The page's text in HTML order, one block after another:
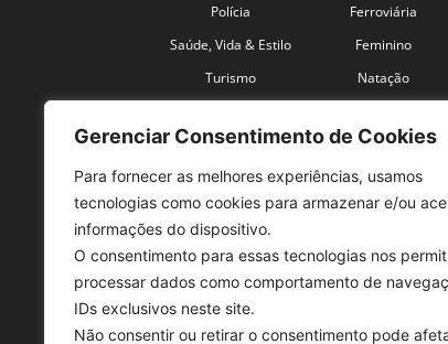
Gerenciar Consentimento de Cookies
Para fornecer as melhores experiências, usamos
tecnologias como cookies para armazenar e/ou
informações do dispositivo.
O consentimento para essas tecnologias nos
processar dados como comportamento de
IDs exclusivos neste site.
Não consentir ou retirar o consentimento pode
Polícia
Saúde, Vida & Estilo
Turismo
Ferroviária
Feminino
Natação